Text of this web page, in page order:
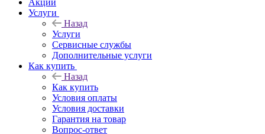
Акции
Услуги
Назад
Услуги
Сервисные службы
Дополнительные услуги
Как купить
Назад
Как купить
Условия оплаты
Условия доставки
Гарантия на товар
Вопрос-ответ